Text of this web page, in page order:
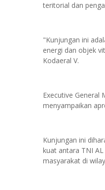
teritorial dan
"Kunjungan ini
energi dan objek
Kodaeral V.
Executive General
menyampaikan
Kunjungan ini
kuat antara TNI
masyarakat di